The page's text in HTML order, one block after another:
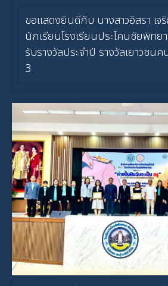
ขอแสดงยินดีกับ นางสาวอิสรา เ
นักเรียนโรงเรียนประโคนชัยพิทย
รับรางวัลประจำปี รางวัลเยาวชน
3